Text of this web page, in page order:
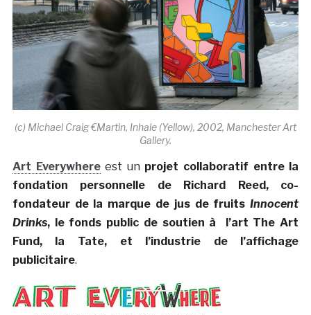
(c) Michael Craig €Martin, Inhale (Yellow), 2002, Manchester Art
Gallery.
Art Everywhereest un projet collaboratif entre la
fondation personnelle de Richard Reed, co-
fondateur de la marque de jus de fruitsInnocent
Drinks, le fonds public de soutien à l’art The Art
Fund, la Tate, et l’industrie de l’affichage
publicitaire.